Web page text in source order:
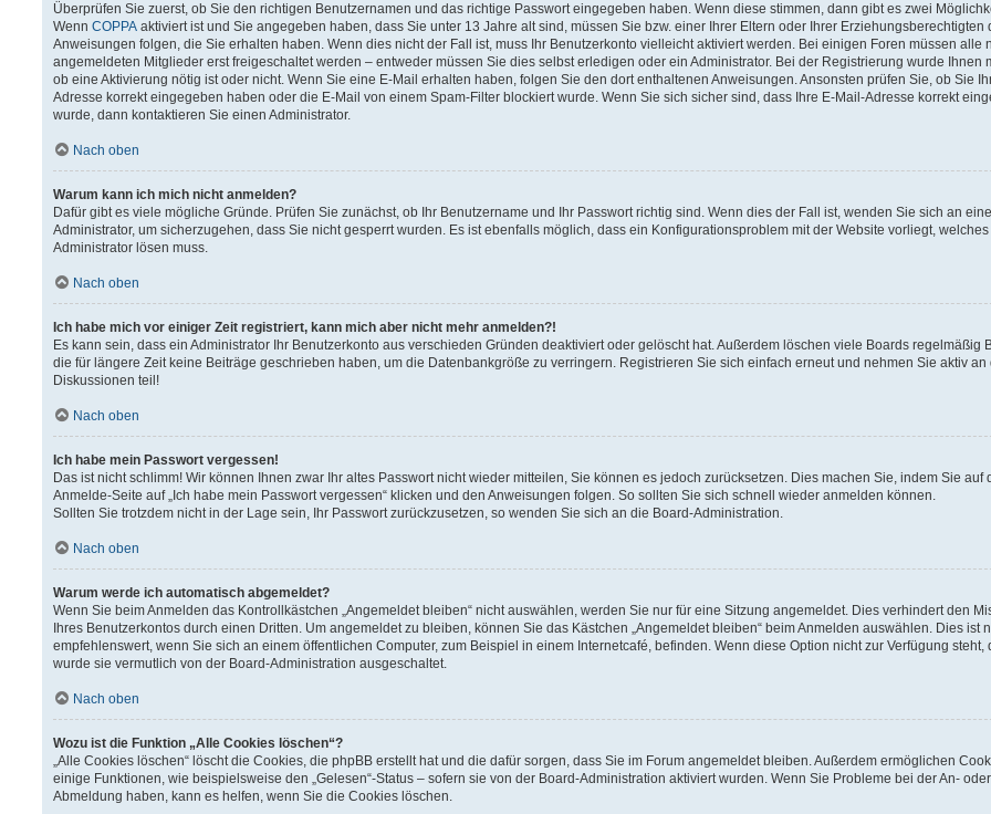
Überprüfen Sie zuerst, ob Sie den richtigen Benutzernamen und das richtige Passwort eingegeben haben. Wenn diese stimmen, dann gibt es zwei
Wenn COPPA aktiviert ist und Sie angegeben haben, dass Sie unter 13 Jahre alt sind, müssen Sie bzw. einer Ihrer Eltern oder Ihrer Erziehungsberechtigten
Anweisungen folgen, die Sie erhalten haben. Wenn dies nicht der Fall ist, muss Ihr Benutzerkonto vielleicht aktiviert werden. Bei einigen Foren müssen alle
angemeldeten Mitglieder erst freigeschaltet werden – entweder müssen Sie dies selbst erledigen oder ein Administrator. Bei der Registrierung wurde Ihnen
ob eine Aktivierung nötig ist oder nicht. Wenn Sie eine E-Mail erhalten haben, folgen Sie den dort enthaltenen Anweisungen. Ansonsten prüfen Sie, ob Sie
Adresse korrekt eingegeben haben oder die E-Mail von einem Spam-Filter blockiert wurde. Wenn Sie sich sicher sind, dass Ihre E-Mail-Adresse korrekt
wurde, dann kontaktieren Sie einen Administrator.
Nach oben
Warum kann ich mich nicht anmelden?
Dafür gibt es viele mögliche Gründe. Prüfen Sie zunächst, ob Ihr Benutzername und Ihr Passwort richtig sind. Wenn dies der Fall ist, wenden Sie sich an
Administrator, um sicherzugehen, dass Sie nicht gesperrt wurden. Es ist ebenfalls möglich, dass ein Konfigurationsproblem mit der Website vorliegt, welches
Administrator lösen muss.
Nach oben
Ich habe mich vor einiger Zeit registriert, kann mich aber nicht mehr anmelden?!
Es kann sein, dass ein Administrator Ihr Benutzerkonto aus verschieden Gründen deaktiviert oder gelöscht hat. Außerdem löschen viele Boards regelmäßig
die für längere Zeit keine Beiträge geschrieben haben, um die Datenbankgröße zu verringern. Registrieren Sie sich einfach erneut und nehmen Sie aktiv an
Diskussionen teil!
Nach oben
Ich habe mein Passwort vergessen!
Das ist nicht schlimm! Wir können Ihnen zwar Ihr altes Passwort nicht wieder mitteilen, Sie können es jedoch zurücksetzen. Dies machen Sie, indem Sie auf
Anmelde-Seite auf „Ich habe mein Passwort vergessen“ klicken und den Anweisungen folgen. So sollten Sie sich schnell wieder anmelden können.
Sollten Sie trotzdem nicht in der Lage sein, Ihr Passwort zurückzusetzen, so wenden Sie sich an die Board-Administration.
Nach oben
Warum werde ich automatisch abgemeldet?
Wenn Sie beim Anmelden das Kontrollkästchen „Angemeldet bleiben“ nicht auswählen, werden Sie nur für eine Sitzung angemeldet. Dies verhindert den
Ihres Benutzerkontos durch einen Dritten. Um angemeldet zu bleiben, können Sie das Kästchen „Angemeldet bleiben“ beim Anmelden auswählen. Dies ist
empfehlenswert, wenn Sie sich an einem öffentlichen Computer, zum Beispiel in einem Internetcafé, befinden. Wenn diese Option nicht zur Verfügung steht,
wurde sie vermutlich von der Board-Administration ausgeschaltet.
Nach oben
Wozu ist die Funktion „Alle Cookies löschen“?
„Alle Cookies löschen“ löscht die Cookies, die phpBB erstellt hat und die dafür sorgen, dass Sie im Forum angemeldet bleiben. Außerdem ermöglichen
einige Funktionen, wie beispielsweise den „Gelesen“-Status – sofern sie von der Board-Administration aktiviert wurden. Wenn Sie Probleme bei der An- oder
Abmeldung haben, kann es helfen, wenn Sie die Cookies löschen.